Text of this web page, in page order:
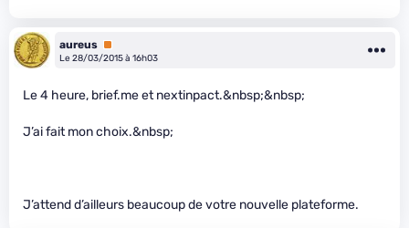
aureus Premium
Le 28/03/2015 à 16h03
Le 4 heure, brief.me et nextinpact.&nbsp;&nbsp;
J’ai fait mon choix.&nbsp;
J’attend d’ailleurs beaucoup de votre nouvelle plateforme.